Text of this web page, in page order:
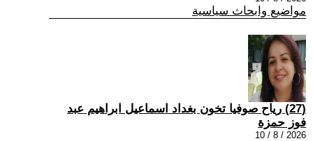
مواضيع وابحاث سياسية
(27) رياح صوفيا تخون بغداد اسماعيل ابراهيم عبد
فوز حمزة
2026 / 8 / 10